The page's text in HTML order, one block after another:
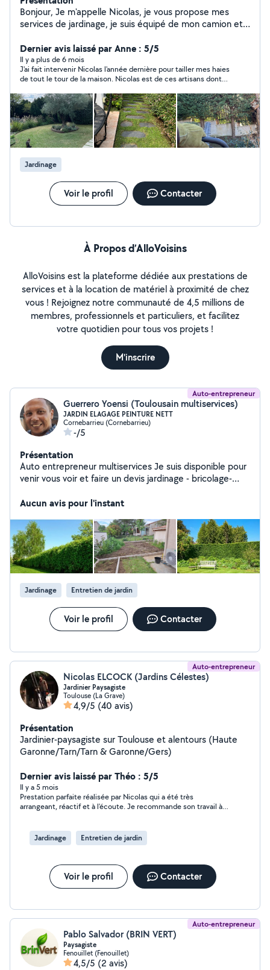
Bonjour, Je m'appelle Nicolas, je vous propose mes
services de jardinage, je suis équipé de mon camion et
jardin . Retrouvez nous sur Google à -> Exeter
Cornebarrieu À très vite
Dernier avis laissé par Anne : 5/5
Il y a plus de 6 mois
J'ai fait intervenir Nicolas l'année dernière pour tailler mes haies
de tout le tour de la maison. Nicolas est de ces artisans dont
année. Les prix sont plus que raisonnables, les devis rapides, le
travail de qualité et puis il est tellement gentil. Bref je ne peux
que vous le recommander
Jardinage
Voir le profil Contacter
À Propos d’AlloVoisins
AlloVoisins est la plateforme dédiée aux prestations de
services et à la location de matériel à proximité de chez
vous ! Rejoignez notre communauté de 4,5 millions de
membres, professionnels et particuliers, et facilitez
votre quotidien pour tous vos projets !
M'inscrire
Auto-entrepreneur
Guerrero Yoensi (Toulousain multiservices)
JARDIN ELAGAGE PEINTURE NETT
Cornebarrieu (Cornebarrieu)
-/5
Présentation
Auto entrepreneur multiservices Je suis disponible pour
venir vous voir et faire un devis jardinage - bricolage-
peinture JE VOUS INVITE A VISITER MA PAGE GOOGLE
Aucun avis pour l'instant
Jardinage Entretien de jardin
Voir le profil Contacter
Auto-entrepreneur
Nicolas ELCOCK (Jardins Célestes)
Jardinier Paysagiste
Toulouse (La Grave)
4,9/5 (40 avis)
Présentation
Jardinier-paysagiste sur Toulouse et alentours (Haute
Garonne/Tarn/Tarn & Garonne/Gers)
Dernier avis laissé par Théo : 5/5
Il y a 5 mois
Prestation parfaite réalisée par Nicolas qui a été très
arrangeant, réactif et à l'écoute. Je recommande son travail à
Jardinage Entretien de jardin
Voir le profil Contacter
Auto-entrepreneur
Pablo Salvador (BRIN VERT)
Paysagiste
Fenouillet (Fenouillet)
4,5/5 (2 avis)